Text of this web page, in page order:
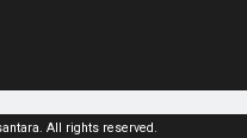
All rights reserved.